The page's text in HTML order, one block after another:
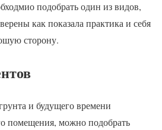
подобрать один из видов,
как показала практика и себя
сторону.
и будущего времени
помещения, можно подобрать